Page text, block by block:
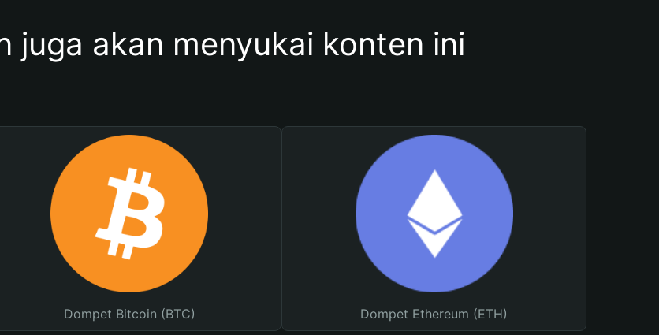
juga akan menyukai konten ini
Dompet Bitcoin (BTC) Dompet Ethereum (ETH)